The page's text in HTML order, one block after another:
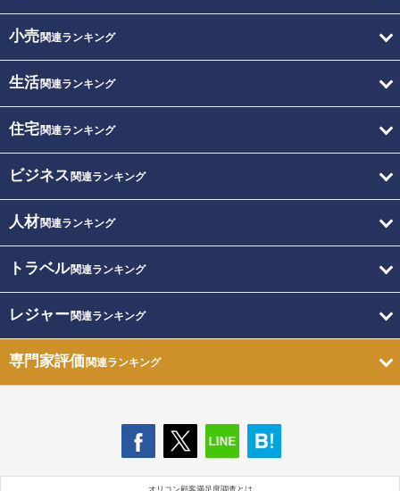
小売関連ランキング
生活関連ランキング
住宅関連ランキング
ビジネス 関連ランキング
人材関連ランキング
トラベル関連ランキング
レジャー関連ランキング
専門家評価関連ランキング
オリコン顧客満足度調査とは